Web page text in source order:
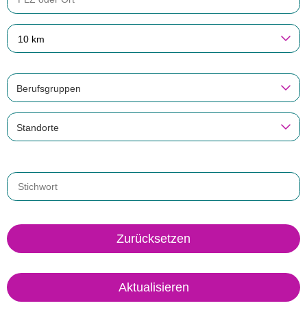
10 km
Berufsgruppen
Standorte
Zurücksetzen
Aktualisieren